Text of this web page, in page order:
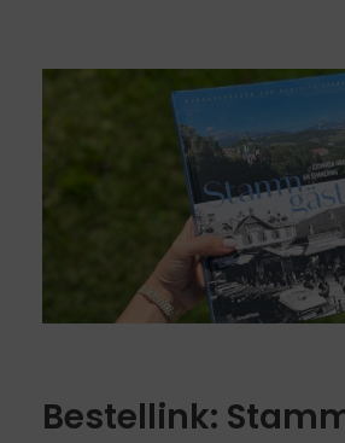
Bestellink: